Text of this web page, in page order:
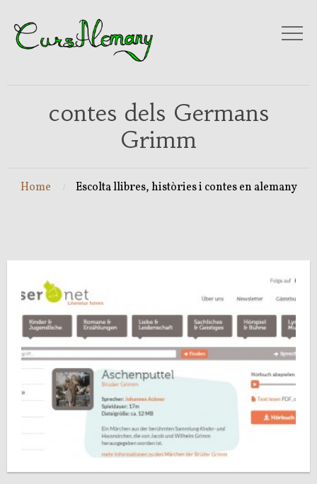
contes dels Germans
Grimm
Home Escolta llibres, històries i contes en alemany